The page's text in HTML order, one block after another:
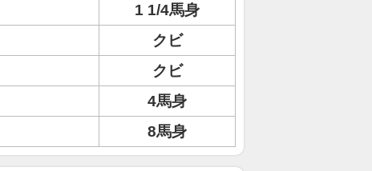
1 1/4馬身
クビ
クビ
4馬身
8馬身